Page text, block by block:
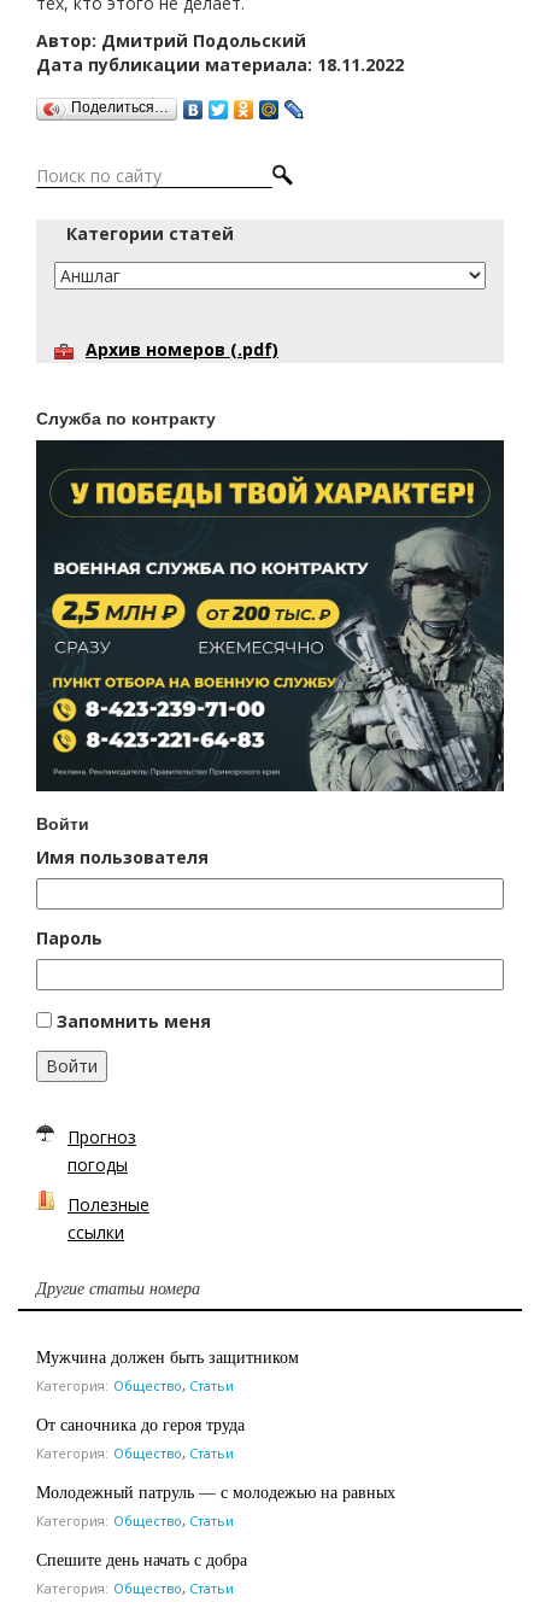
Автор: Дмитрий Подольский
Дата публикации материала: 18.11.2022
Поделиться…
Категории статей
Архив номеров (.pdf)
Служба по контракту
Войти
Имя пользователя
Пароль
Запомнить меня
Войти
Прогноз
погоды
Полезные
ссылки
Другие статьи номера
Мужчина должен быть защитником
Категория: Общество, Статьи
От саночника до героя труда
Категория: Общество, Статьи
Молодежный патруль — с молодежью на равных
Категория: Общество, Статьи
Спешите день начать с добра
Категория: Общество, Статьи